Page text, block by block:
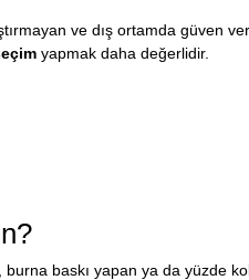
ve dış ortamda güven
yapmak daha değerlidir.
baskı yapan ya da yüzde